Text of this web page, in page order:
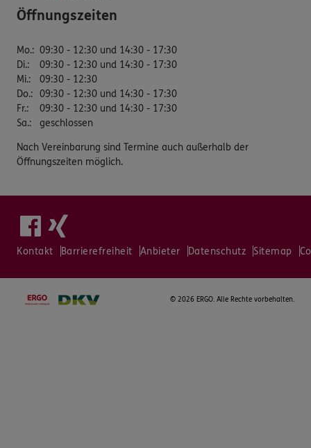
Öffnungszeiten
Mo.: 09:30 - 12:30 und 14:30 - 17:30
Di.:
09:30 - 12:30 und 14:30 - 17:30
Mi.:
09:30 - 12:30
Do.: 09:30 - 12:30 und 14:30 - 17:30
Fr.:
09:30 - 12:30 und 14:30 - 17:30
Sa.: geschlossen
Nach Vereinbarung sind Termine auch außerhalb der
Öffnungszeiten möglich.
Kontakt Barrierefreiheit Anbieter Datenschutz Sitemap
© 2026 ERGO. Alle Rechte vorbehalten.